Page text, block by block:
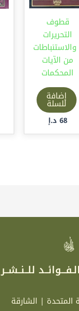
قطوف
التحريرات
والاستنباطات
من الآيات
المحكمات
إضافة
للسلة
68 د.إ
للــنــشــر
المتحدة | الشارقة